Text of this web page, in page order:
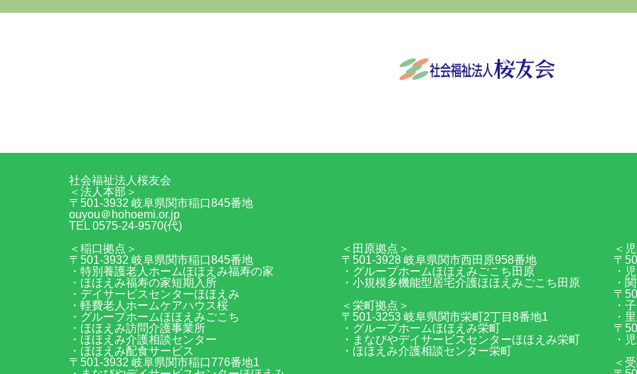
社会福祉法人桜友会
＜法人本部＞
〒501-3932 岐阜県関市稲口845番地
ouyou＠hohoemi.or.jp
TEL 0575-24-9570(代)
＜稲口拠点＞
〒501-3932 岐阜県関市稲口845番地
・特別養護老人ホームほほえみ福寿の家
・ほほえみ福寿の家短期入所
・デイサービスセンターほほえみ
・軽費老人ホームケアハウス桜
・グループホームほほえみごこち
・ほほえみ訪問介護事業所
・ほほえみ介護相談センター
・ほほえみ配食サービス
〒501-3932 岐阜県関市稲口776番地1
＜田原拠点＞
〒501-3928 岐阜県関市西田原958番地
・グループホームほほえみごこち田原
・小規模多機能型居宅介護ほほえみごこち田原
＜栄町拠点＞
〒501-3253 岐阜県関市栄町2丁目8番地1
・グループホームほほえみ栄町
・まなびやデイサービスセンターほほえみ栄町
・ほほえみ介護相談センター栄町
＜
〒
・
・
〒
・
・
〒
・
＜